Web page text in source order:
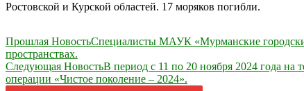
Ростовской и Курской областей. 17 моряков погибли.
Навигация
по
записям
Прошлая НовостьСпециалисты МАУК «Мурманские
пространствах.
Следующая НовостьВ период с 11 по 20 ноября 2024 года на
операции «Чистое поколение – 2024».